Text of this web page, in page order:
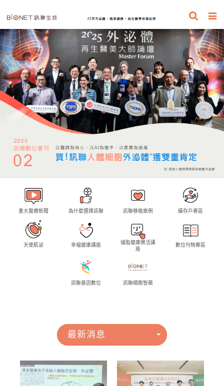
重大醫療新聞 為什麼選擇訊聯 訊聯移植案例 續存戶專區
天使肌泌 幸福健康講座
儲脂健康樂活講
座
數位刊物專區
訊聯基因數位 訊聯細胞智藥
最新消息